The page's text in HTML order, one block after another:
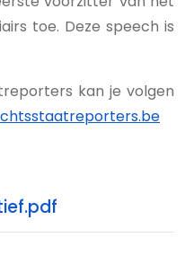
toe. Deze speech is
kan je volgen